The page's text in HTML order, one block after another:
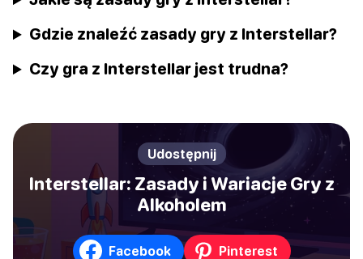
Gdzie znaleźć zasady gry z Interstellar?
Czy gra z Interstellar jest trudna?
Udostępnij
Interstellar: Zasady i Wariacje Gry z
Alkoholem
Facebook Pinterest